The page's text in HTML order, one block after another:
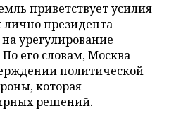
приветствует усилия
президента
урегулирование
его словам, Москва
политической
которая
решений.